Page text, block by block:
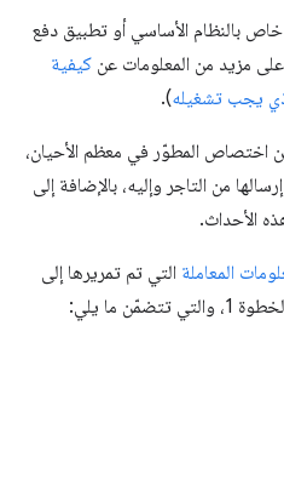
بالنظام الأساسي أو تطبيق دفع
مزيد من المعلومات عن كيفية
).
اختصاص المطوّر في معظم الأحيان،
من التاجر وإليه، بالإضافة إلى
الأحداث.
المعاملة التي تم تمريرها إلى
تتضمّن ما يلي: